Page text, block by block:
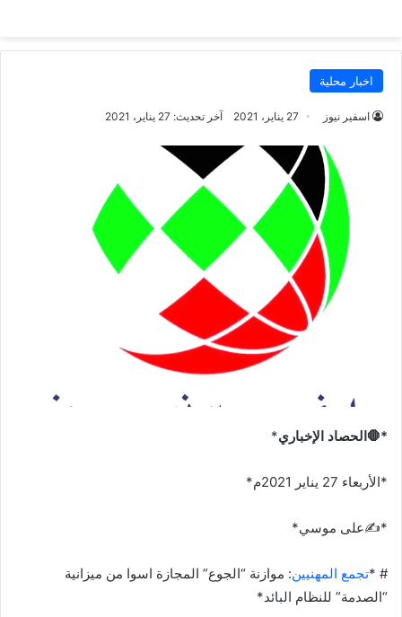
اخبار محلية
اسفير نيوز 27 يناير، 2021 آخر تحديث: 27 يناير، 2021
*🛑الحصاد الإخباري*
*الأربعاء 27 يناير 2021م*
*✍على موسي*
# *تجمع المهنيين: موازنة “الجوع” المجازة اسوا من ميزانية
“الصدمة” للنظام البائد*